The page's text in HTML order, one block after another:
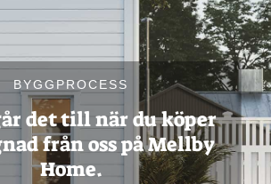
BYGGPROCESS
det till när du köper
från oss på Mellby
Home.